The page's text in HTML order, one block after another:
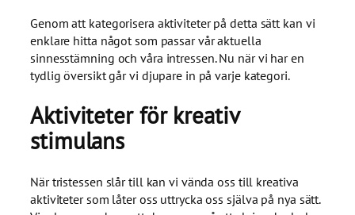
Genom att kategorisera aktiviteter på detta sätt kan vi
enklare hitta något som passar vår aktuella
sinnesstämning och våra intressen. Nu när vi har en
tydlig översikt går vi djupare in på varje kategori.
Aktiviteter för kreativ
stimulans
När tristessen slår till kan vi vända oss till kreativa
aktiviteter som låter oss uttrycka oss själva på nya sätt.